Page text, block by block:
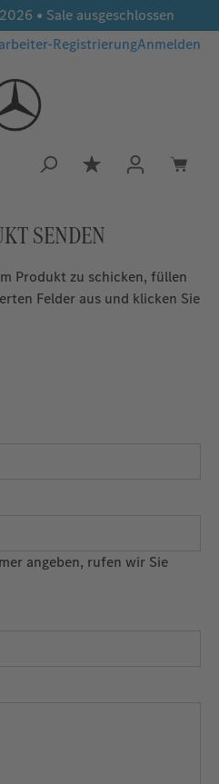
• Sale ausgeschlossen
RegistrierungAnmelden
Du hast 0
SENDEN
Produkt zu schicken, füllen
Felder aus und klicken Sie
angeben, rufen wir Sie